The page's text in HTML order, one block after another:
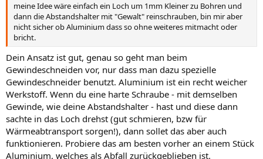
meine Idee wäre einfach ein Loch um 1mm Kleiner zu Bohren und
dann die Abstandshalter mit "Gewalt" reinschrauben, bin mir aber
nicht sicher ob Aluminium dass so ohne weiteres mitmacht oder
bricht.
Dein Ansatz ist gut, genau so geht man beim
Gewindeschneiden vor, nur dass man dazu spezielle
Gewindeschneider benutzt. Aluminium ist ein recht weicher
Werkstoff. Wenn du eine harte Schraube - mit demselben
Gewinde, wie deine Abstandshalter - hast und diese dann
sachte in das Loch drehst (gut schmieren, bzw für
Wärmeabtransport sorgen!), dann sollet das aber auch
funktionieren. Probiere das am besten vorher an einem Stück
Aluminium, welches als Abfall zurückgeblieben ist.